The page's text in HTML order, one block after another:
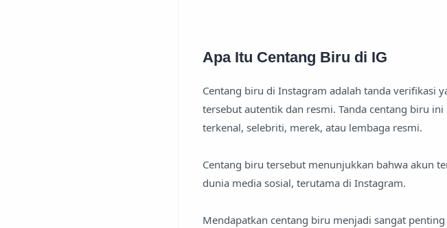
Apa Itu Centang Biru di IG
Centang biru di Instagram adalah tanda verifikasi
tersebut autentik dan resmi. Tanda centang biru
terkenal, selebriti, merek, atau lembaga resmi.
Centang biru tersebut menunjukkan bahwa akun
dunia media sosial, terutama di Instagram.
Mendapatkan centang biru menjadi sangat